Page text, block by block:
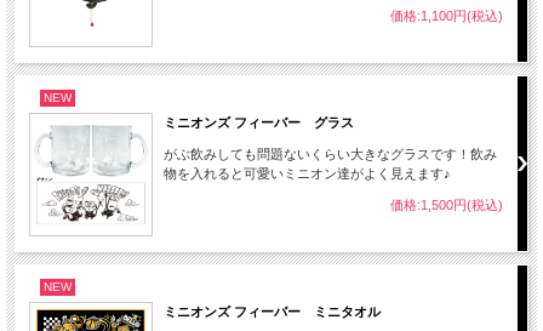
価格:1,100円(税込)
NEW
ミニオンズ フィーバー グラス
がぶ飲みしても問題ないくらい大きなグラスです！飲み
物を入れると可愛いミニオン達がよく見えます♪
価格:1,500円(税込)
NEW
ミニオンズ フィーバー ミニタオル